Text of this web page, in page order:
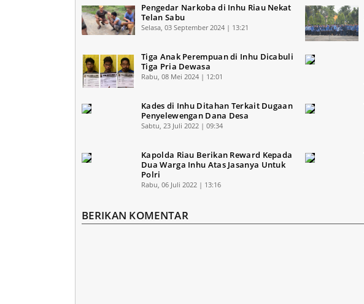
Pengedar Narkoba di Inhu Riau Nekat
Telan Sabu
Selasa, 03 September 2024 | 13:21
Tiga Anak Perempuan di Inhu Dicabuli
Tiga Pria Dewasa
Rabu, 08 Mei 2024 | 12:01
Kades di Inhu Ditahan Terkait Dugaan
Penyelewengan Dana Desa
Sabtu, 23 Juli 2022 | 09:34
Kapolda Riau Berikan Reward Kepada
Dua Warga Inhu Atas Jasanya Untuk
Polri
Rabu, 06 Juli 2022 | 13:16
BERIKAN KOMENTAR